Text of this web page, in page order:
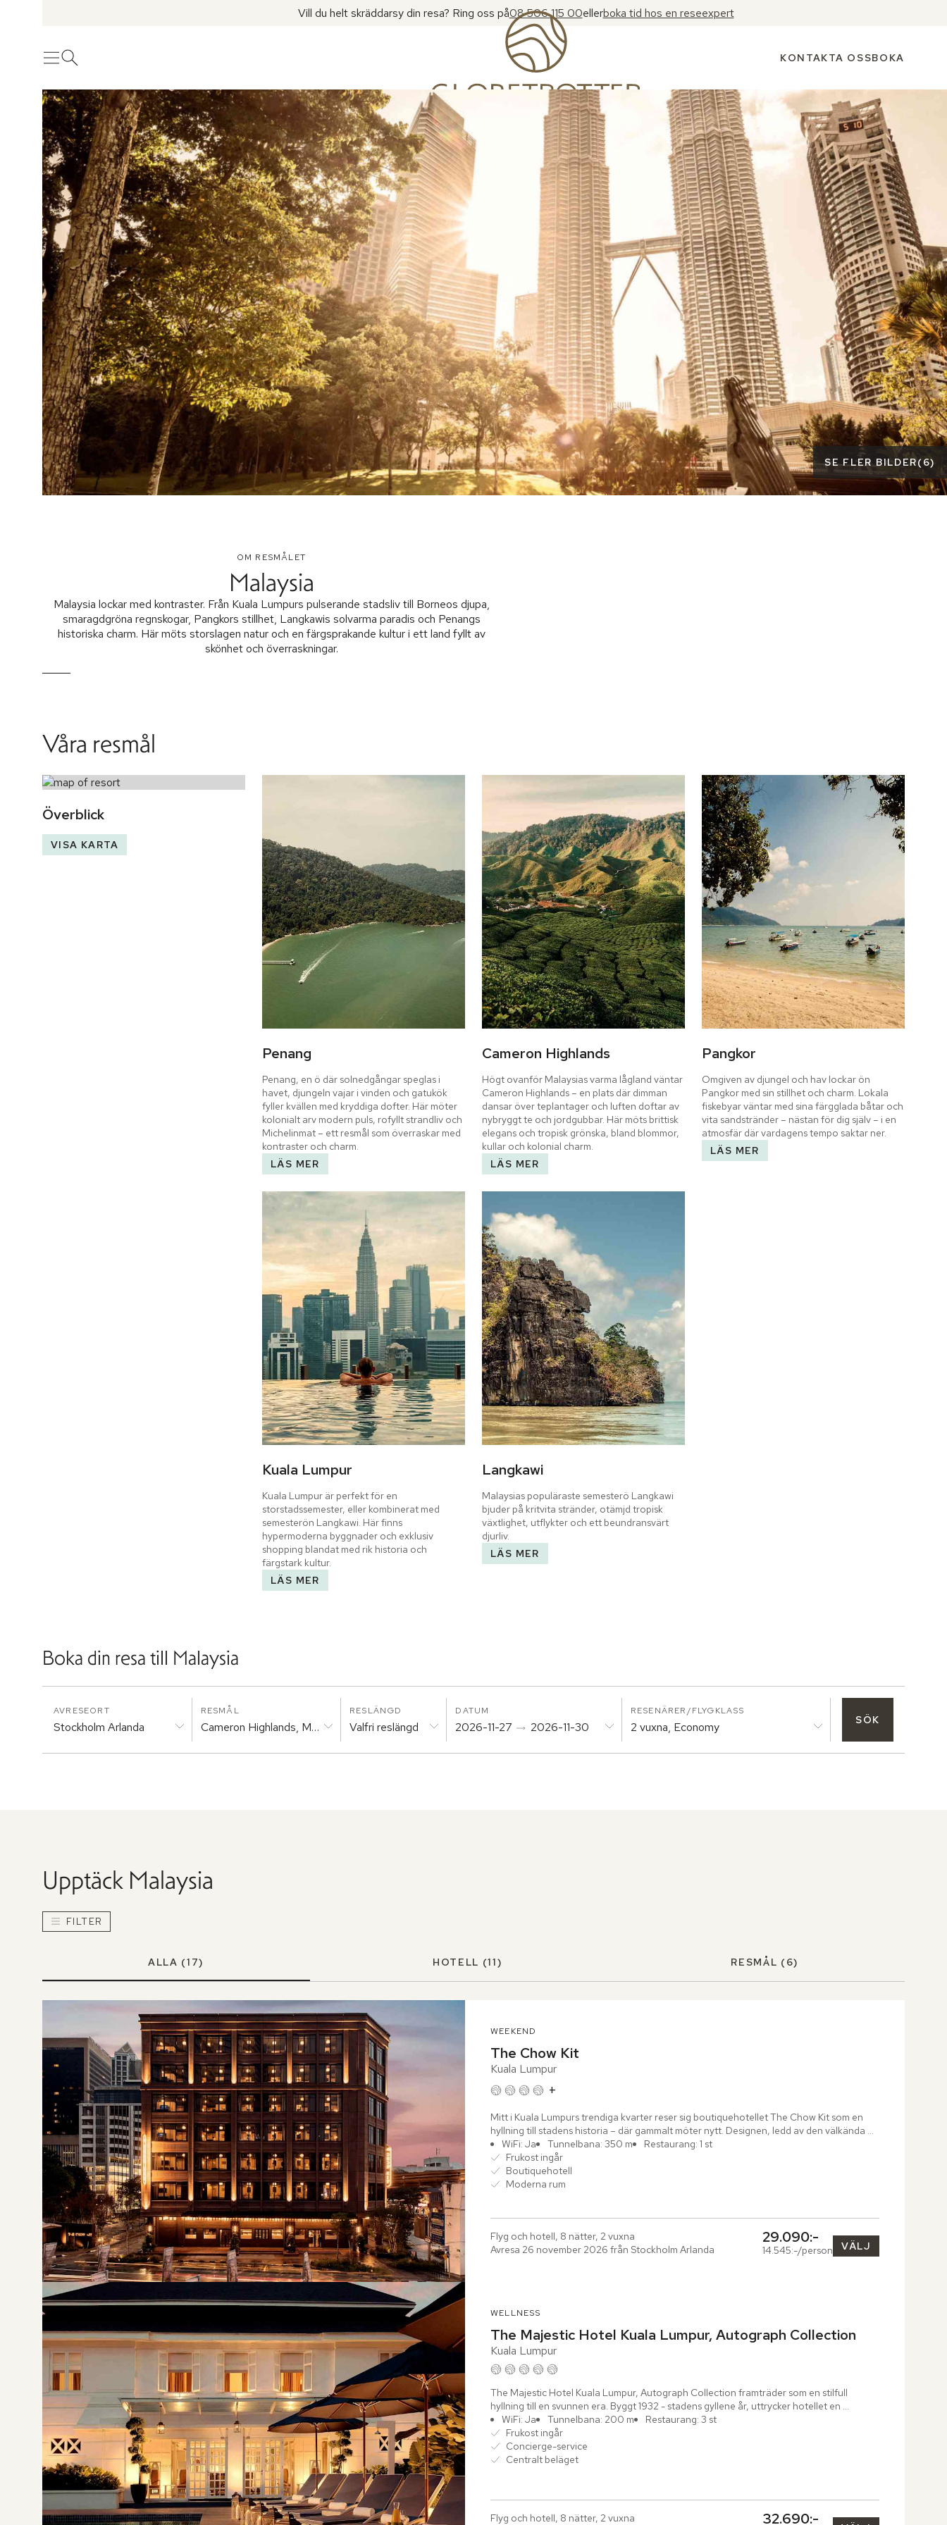
Vill du helt skräddarsy din resa? Ring oss på08 506 115 00ellerboka tid hos en reseexpert
MenyÖppna sök KONTAKTA OSSBOKA
Se fler bilder
SE FLER BILDER(6)
OM RESMÅLET
Malaysia
Malaysia lockar med kontraster. Från Kuala Lumpurs pulserande stadsliv till Borneos djupa,
smaragdgröna regnskogar, Pangkors stillhet, Langkawis solvarma paradis och Penangs
historiska charm. Här möts storslagen natur och en färgsprakande kultur i ett land fyllt av
skönhet och överraskningar.
Våra resmål
Överblick
VISA KARTA
Penang
Penang, en ö där solnedgångar speglas i
havet, djungeln vajar i vinden och gatukök
fyller kvällen med kryddiga dofter. Här möter
kolonialt arv modern puls, rofyllt strandliv och
Michelinmat – ett resmål som överraskar med
kontraster och charm.
LÄS MER
Cameron Highlands
Högt ovanför Malaysias varma lågland väntar
Cameron Highlands – en plats där dimman
dansar över teplantager och luften doftar av
nybryggt te och jordgubbar. Här möts brittisk
elegans och tropisk grönska, bland blommor,
kullar och kolonial charm.
LÄS MER
Pangkor
Omgiven av djungel och hav lockar ön
Pangkor med sin stillhet och charm. Lokala
fiskebyar väntar med sina färgglada båtar och
vita sandstränder – nästan för dig själv – i en
atmosfär där vardagens tempo saktar ner.
LÄS MER
Kuala Lumpur
Kuala Lumpur är perfekt för en
storstadssemester, eller kombinerat med
semesterön Langkawi. Här finns
hypermoderna byggnader och exklusiv
shopping blandat med rik historia och
färgstark kultur.
LÄS MER
Langkawi
Malaysias populäraste semesterö Langkawi
bjuder på kritvita stränder, otämjd tropisk
växtlighet, utflykter och ett beundransvärt
djurliv.
LÄS MER
Boka din resa till Malaysia
AVRESEORT
Stockholm Arlanda
RESMÅL
Cameron Highlands, Malaysia
RESLÄNGD
Valfri reslängd
DATUM
2026-11-27 2026-11-30
RESENÄRER/FLYGKLASS
2 vuxna, Economy SÖK
Upptäck Malaysia
FILTER
ALLA (17) HOTELL (11) RESMÅL (6)
WEEKEND
The Chow Kit
Kuala Lumpur
+
Mitt i Kuala Lumpurs trendiga kvarter reser sig boutiquehotellet The Chow Kit som en
hyllning till stadens historia – där gammalt möter nytt. Designen, ledd av den välkända
New...
WiFi: Ja Tunnelbana: 350 m
Restaurang: 1 st
Frukost ingår
Boutiquehotell
Moderna rum
Flyg och hotell, 8 nätter, 2 vuxna
Avresa 26 november 2026 från Stockholm Arlanda
29.090:-
14.545:-/person VÄLJ
WELLNESS
The Majestic Hotel Kuala Lumpur, Autograph Collection
Kuala Lumpur
The Majestic Hotel Kuala Lumpur, Autograph Collection framträder som en stilfull
hyllning till en svunnen era. Byggt 1932 - stadens gyllene år, uttrycker hotellet en
sofistikerad...
WiFi: Ja Tunnelbana: 200 m
Restaurang: 3 st
Frukost ingår
Concierge-service
Centralt beläget
Flyg och hotell, 8 nätter, 2 vuxna
32.690:-